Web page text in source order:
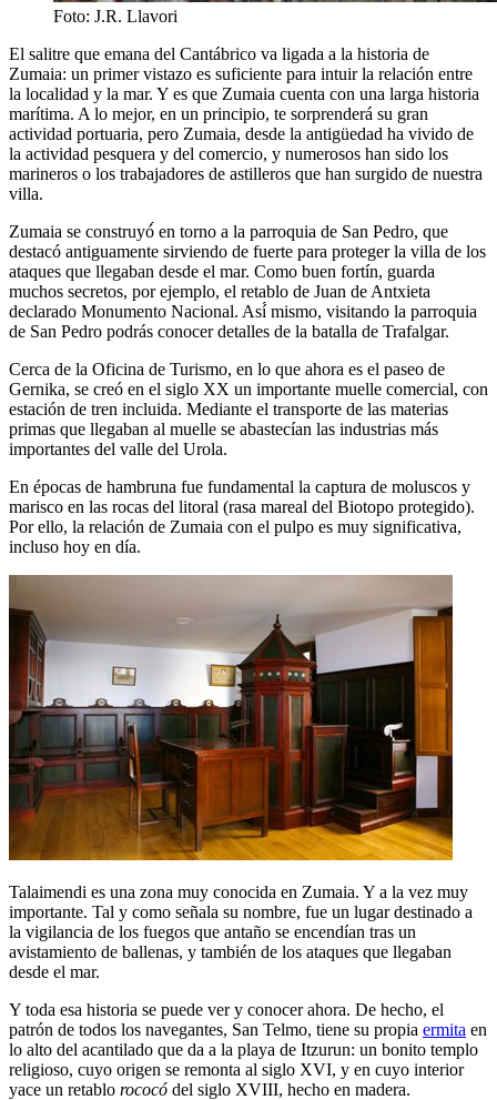
Foto: J.R. Llavori
El salitre que emana del Cantábrico va ligada a la historia de
Zumaia: un primer vistazo es suficiente para intuir la relación entre
la localidad y la mar. Y es que Zumaia cuenta con una larga historia
marítima. A lo mejor, en un principio, te sorprenderá su gran
actividad portuaria, pero Zumaia, desde la antigüedad ha vivido de
la actividad pesquera y del comercio, y numerosos han sido los
marineros o los trabajadores de astilleros que han surgido de nuestra
villa.
Zumaia se construyó́ en torno a la parroquia de San Pedro, que
destacó antiguamente sirviendo de fuerte para proteger la villa de los
ataques que llegaban desde el mar. Como buen fortín, guarda
muchos secretos, por ejemplo, el retablo de Juan de Antxieta
declarado Monumento Nacional. Así́ mismo, visitando la parroquia
de San Pedro podrás conocer detalles de la batalla de Trafalgar.
Cerca de la Oficina de Turismo, en lo que ahora es el paseo de
Gernika, se creó en el siglo XX un importante muelle comercial, con
estación de tren incluida. Mediante el transporte de las materias
primas que llegaban al muelle se abastecían las industrias más
importantes del valle del Urola.
En épocas de hambruna fue fundamental la captura de moluscos y
marisco en las rocas del litoral (rasa mareal del Biotopo protegido).
Por ello, la relación de Zumaia con el pulpo es muy significativa,
incluso hoy en día.
Talaimendi es una zona muy conocida en Zumaia. Y a la vez muy
importante. Tal y como señala su nombre, fue un lugar destinado a
la vigilancia de los fuegos que antaño se encendían tras un
avistamiento de ballenas, y también de los ataques que llegaban
desde el mar.
Y toda esa historia se puede ver y conocer ahora. De hecho, el
patrón de todos los navegantes, San Telmo, tiene su propia ermita en
lo alto del acantilado que da a la playa de Itzurun: un bonito templo
religioso, cuyo origen se remonta al siglo XVI, y en cuyo interior
yace un retablo rococó del siglo XVIII, hecho en madera.